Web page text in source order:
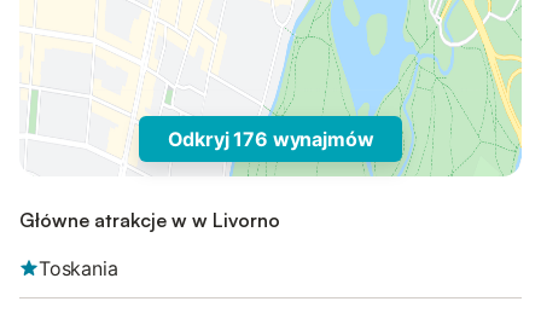
Odkryj 176 wynajmów
Główne atrakcje w w Livorno
Toskania